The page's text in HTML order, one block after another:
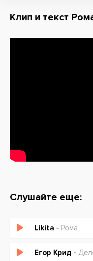
Клип и текст
Слушайте еще:
Likita - Рома
Егор Крид -